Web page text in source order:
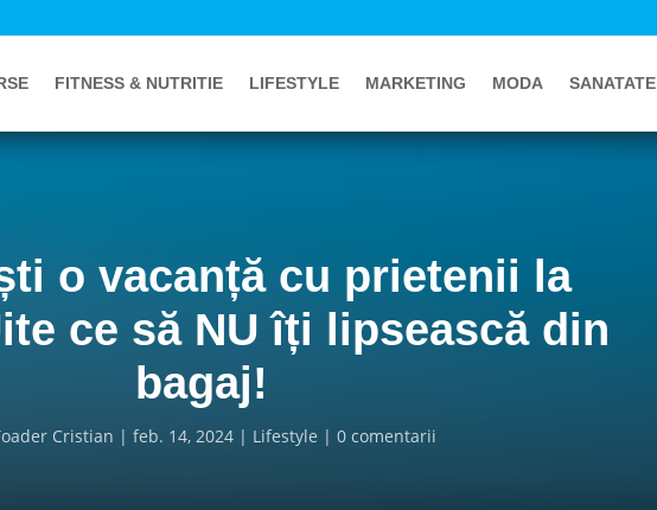
FITNESS & NUTRITIE LIFESTYLE MARKETING MODA SANATATE
o vacanță cu prietenii la
ce să NU îți lipsească din
bagaj!
Cristian feb. 14, 2024 Lifestyle 0 comentarii